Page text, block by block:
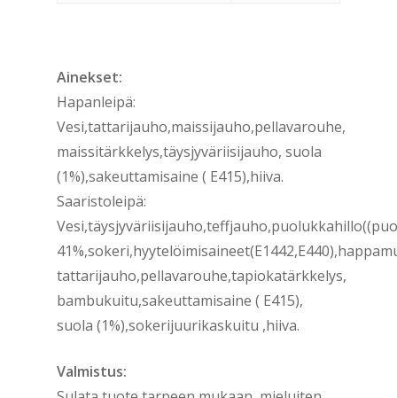
Ainekset:
Hapanleipä:
Vesi,tattarijauho,maissijauho,pellavarouhe,
maissitärkkelys,täysjyväriisijauho, suola
(1%),sakeuttamisaine ( E415),hiiva.
Saaristoleipä:
tattarijauho,pellavarouhe,tapiokatärkkelys,
bambukuitu,sakeuttamisaine ( E415),
suola (1%),sokerijuurikaskuitu ,hiiva.
Valmistus: